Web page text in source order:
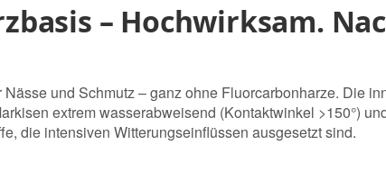
– Hochwirksam.
und Schmutz – ganz ohne Fluorcarbonharze. Die
extrem wasserabweisend (Kontaktwinkel >150°)
die intensiven Witterungseinflüssen ausgesetzt sind.